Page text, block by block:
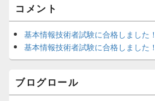
ー
カ
イ
ブ
コメント
基本情報技術者試験に合格しました！
基本情報技術者試験に合格しました！
ブログロール